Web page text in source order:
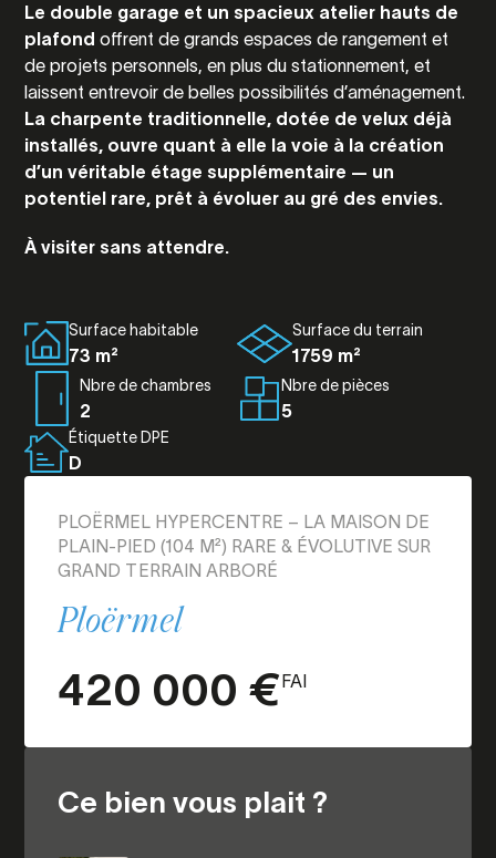
Le double garage et un spacieux atelier hauts de
plafond offrent de grands espaces de rangement et
de projets personnels, en plus du stationnement, et
laissent entrevoir de belles possibilités d’aménagement.
La charpente traditionnelle, dotée de velux déjà
installés, ouvre quant à elle la voie à la création
d’un véritable étage supplémentaire — un
potentiel rare, prêt à évoluer au gré des envies.
À visiter sans attendre.
Surface habitable
73 m²
Surface du terrain
1759 m²
Nbre de chambres
2
Nbre de pièces
5
Étiquette DPE
D
PLOËRMEL HYPERCENTRE – LA MAISON DE
PLAIN-PIED (104 M²) RARE & ÉVOLUTIVE SUR
GRAND TERRAIN ARBORÉ
Ploërmel
420 000 €FAI
Ce bien vous plait ?